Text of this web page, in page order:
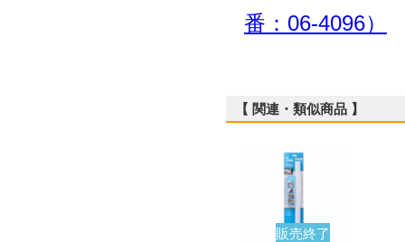
【 関連・類似商品 】
販売終了